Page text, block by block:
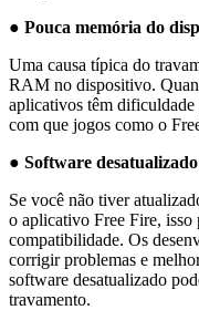
● Pouca memória do
Uma causa típica do
RAM no dispositivo.
aplicativos têm
com que jogos como o
● Software
Se você não tiver
o aplicativo Free Fire, isso
compatibilidade. Os
corrigir problemas e
software desatualizado
travamento.